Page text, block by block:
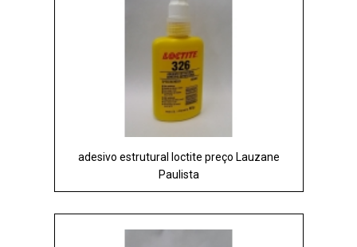
adesivo estrutural loctite preço Lauzane
Paulista